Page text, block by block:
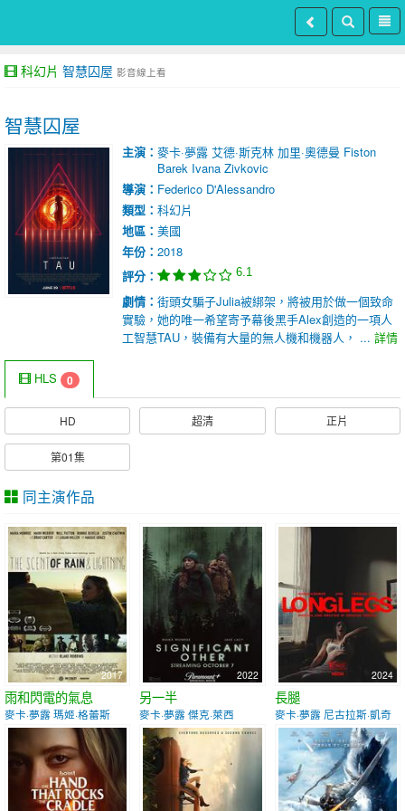
科幻片 智慧囚屋 影音線上看
智慧囚屋
主演： 麥卡·夢露 艾德·斯克林 加里·奧德曼 Fiston
Barek Ivana Zivkovic
導演： Federico D'Alessandro
類型： 科幻片
地區： 美國
年份： 2018
評分：
6.1
劇情： 街頭女騙子Julia被綁架，將被用於做一個致命
實驗，她的唯一希望寄予幕後黑手Alex創造的一項人
工智慧TAU，裝備有大量的無人機和機器人， ... 詳情
HLS 0
HD 超清 正片
第01集
同主演作品
2017
雨和閃電的氣息
麥卡·夢露 瑪姬·格蕾斯
2022
另一半
麥卡·夢露 傑克·萊西
2024
長腿
麥卡·夢露 尼古拉斯·凱奇